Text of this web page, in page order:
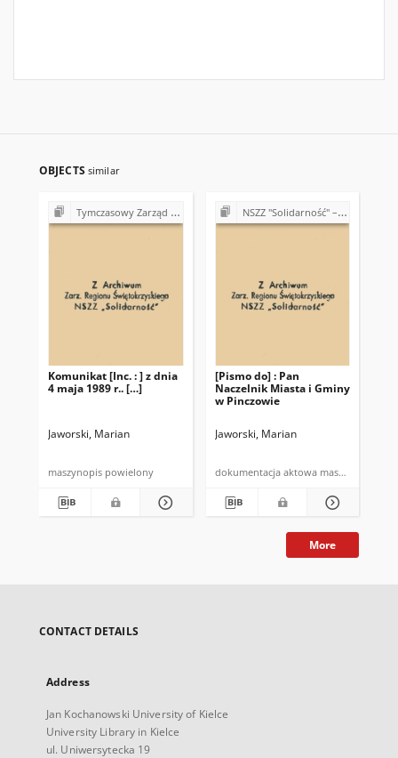
OBJECTS similar
Tymczasowy Zarząd Regionu Świętokrzyskiego NSZZ "Solidarność" (1989)
Komunikat [Inc. : ] z dnia
4 maja 1989 r.. […]
Jaworski, Marian
maszynopis powielony
NSZZ "Solidarność" – różne Koła, Komisje i Delegatury w Regionie Świętokrzyskim (1989-1990)
[Pismo do] : Pan
Naczelnik Miasta i Gminy
w Pinczowie
Jaworski, Marian
dokumentacja aktowa maszynopis
More
CONTACT DETAILS
Address
Jan Kochanowski University of Kielce
University Library in Kielce
ul. Uniwersytecka 19